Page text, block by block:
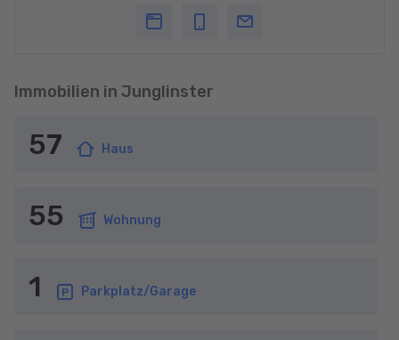
Immobilien in Junglinster
57 Haus
55 Wohnung
1 Parkplatz/Garage